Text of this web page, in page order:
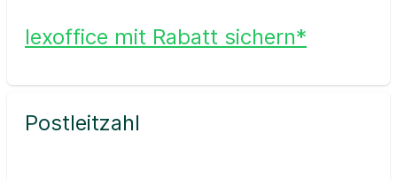
lexoffice mit Rabatt sichern*
Postleitzahl